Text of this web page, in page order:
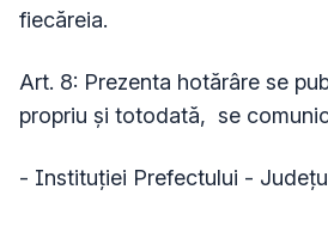
fiecăreia.
Art. 8: Prezenta hotărâre se
propriu și totodată, se
- Instituţiei Prefectului -